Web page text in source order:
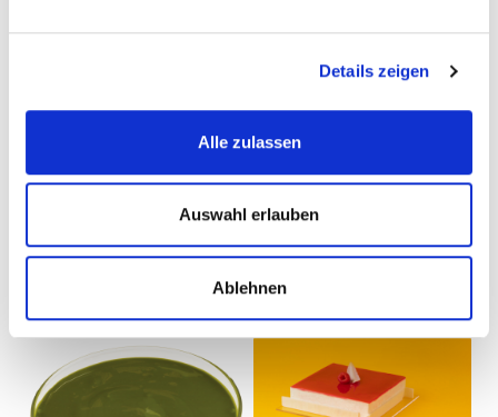
Details zeigen
Alle zulassen
Auswahl erlauben
Ablehnen
Produktdatenblatt
PANNACREMA –
77376
Produktdatenblatt